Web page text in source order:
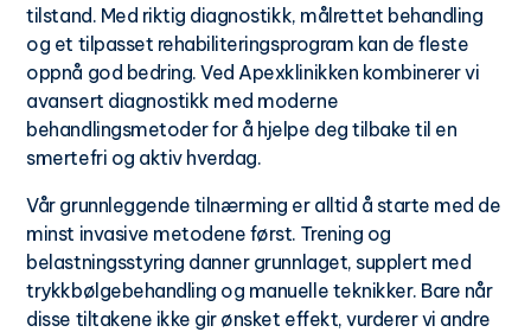
tilstand. Med riktig diagnostikk, målrettet behandling
og et tilpasset rehabiliteringsprogram kan de fleste
oppnå god bedring. Ved Apexklinikken kombinerer vi
avansert diagnostikk med moderne
behandlingsmetoder for å hjelpe deg tilbake til en
smertefri og aktiv hverdag.
Vår grunnleggende tilnærming er alltid å starte med de
minst invasive metodene først. Trening og
belastningsstyring danner grunnlaget, supplert med
trykkbølgebehandling og manuelle teknikker. Bare når
disse tiltakene ikke gir ønsket effekt, vurderer vi andre